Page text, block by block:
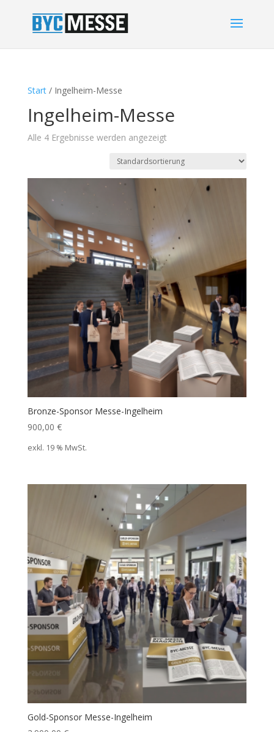
Start/ Ingelheim-Messe
Ingelheim-Messe
Alle 4 Ergebnisse werden angezeigt
Bronze-Sponsor Messe-Ingelheim
900,00 €
exkl. 19 % MwSt.
Gold-Sponsor Messe-Ingelheim